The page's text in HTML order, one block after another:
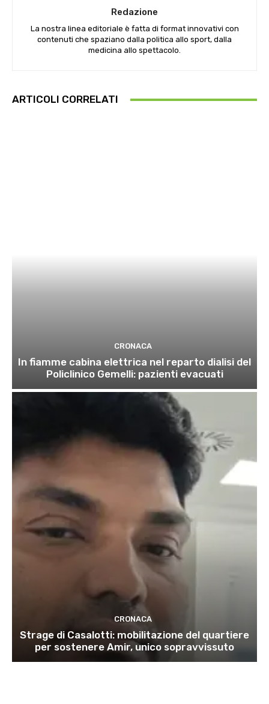
Redazione
La nostra linea editoriale è fatta di format innovativi con
contenuti che spaziano dalla politica allo sport, dalla
medicina allo spettacolo.
ARTICOLI CORRELATI
CRONACA
In fiamme cabina elettrica nel reparto dialisi del
Policlinico Gemelli: pazienti evacuati
CRONACA
Strage di Casalotti: mobilitazione del quartiere
per sostenere Amir, unico sopravvissuto